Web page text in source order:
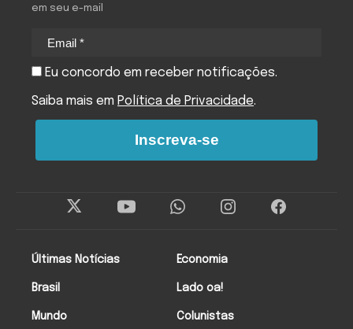
Últimas Notícias
Brasil
Mundo
Economia
Lado oa!
Colunistas
em seu e-mail
Eu concordo em receber notificações.
Saiba mais em Política de Privacidade.
Inscreva-se